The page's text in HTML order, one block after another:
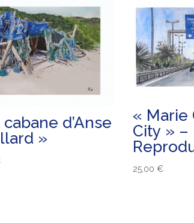
d’Anse
»
« Marie
City » –
25,00€